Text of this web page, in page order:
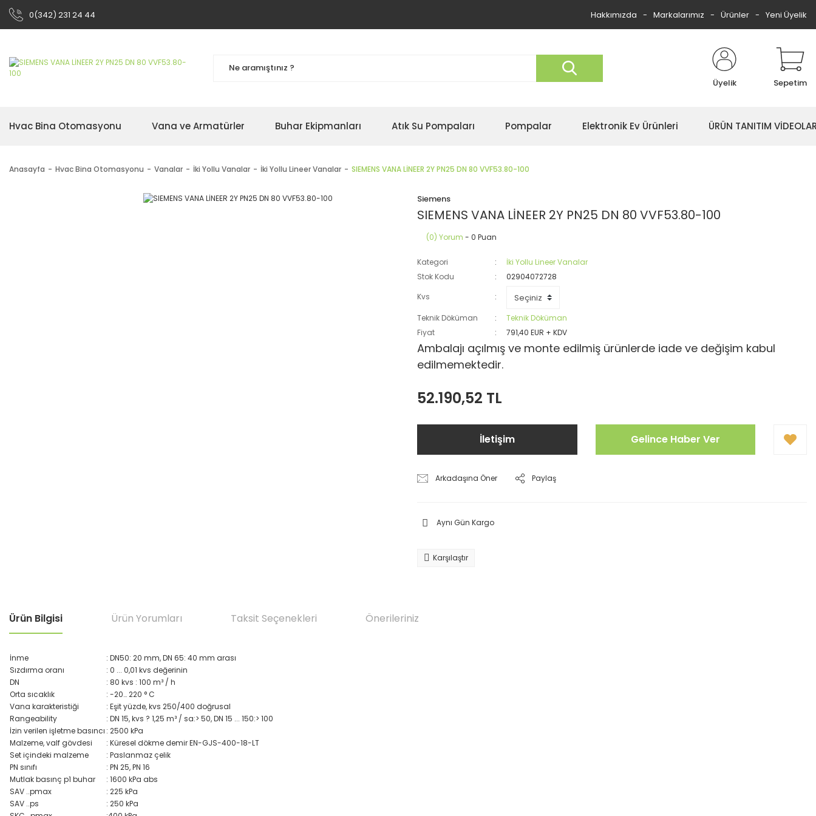
0(342) 231 24 44 Hakkımızda Markalarımız Ürünler Yeni Üyelik
Üyelik Sepetim
Hvac Bina Otomasyonu Vana ve Armatürler Buhar Ekipmanları Atık Su Pompaları Pompalar Elektronik Ev Ürünleri ÜRÜN TANITIM
Anasayfa Hvac Bina Otomasyonu Vanalar İki Yollu Vanalar İki Yollu Lineer Vanalar SIEMENS VANA LİNEER 2Y PN25 DN 80 VVF53.80-100
Siemens
SIEMENS VANA LİNEER 2Y PN25 DN 80 VVF53.80-100
(0) Yorum - 0 Puan
Kategori
İki Yollu Lineer Vanalar
Stok Kodu
02904072728
Kvs
Teknik Döküman
Teknik Döküman
Fiyat
791,40 EUR + KDV
Ambalajı açılmış ve monte edilmiş ürünlerde iade ve değişim kabul
edilmemektedir.
52.190,52 TL
İletişim Gelince Haber Ver
Arkadaşına Öner Paylaş
Aynı Gün Kargo
Karşılaştır
Ürün Bilgisi Ürün Yorumları Taksit Seçenekleri Önerileriniz
İnme
: DN50: 20 mm, DN 65: 40 mm arası
Sızdırma oranı
: 0 ... 0,01 kvs değerinin
DN
: 80 kvs : 100 m³ / h
Orta sıcaklık
: -20… 220 ° C
Vana karakteristiği
: Eşit yüzde, kvs 250/400 doğrusal
Rangeability
: DN 15, kvs ? 1,25 m³ / sa:> 50, DN 15 ... 150:> 100
İzin verilen işletme basıncı : 2500 kPa
Malzeme, valf gövdesi
: Küresel dökme demir EN-GJS-400-18-LT
Set içindeki malzeme
: Paslanmaz çelik
PN sınıfı
: PN 25, PN 16
Mutlak basınç p1 buhar
: 1600 kPa abs
SAV ..pmax
: 225 kPa
SAV ..ps
: 250 kPa